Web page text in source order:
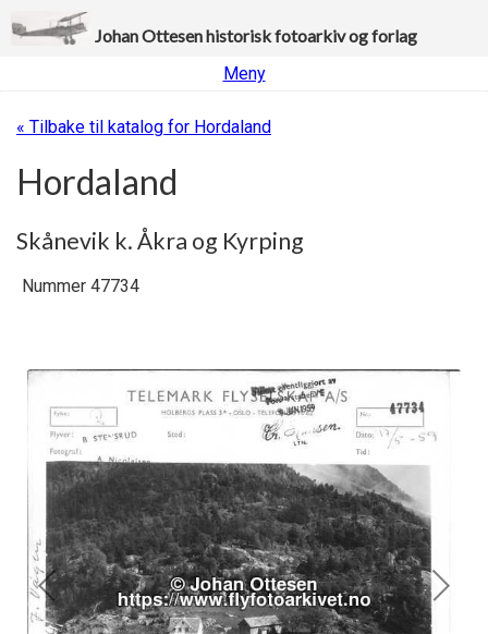
Johan Ottesen historisk fotoarkiv og forlag
Meny
« Tilbake til katalog for Hordaland
Hordaland
Skånevik k. Åkra og Kyrping
Nummer 47734